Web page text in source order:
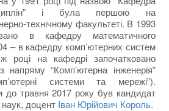
і була першою на
технічному факультеті. В 1993
в кафедру математичного
– в кафедру комп’ютерних систем
на кафедрі започатковано
напряму “Комп’ютерна інженерія”
системи та мережі”).
до травня 2017 року був кандидат
доцент Іван Юрійович Король.